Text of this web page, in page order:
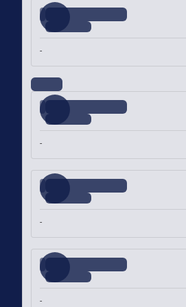
-
-
-
-